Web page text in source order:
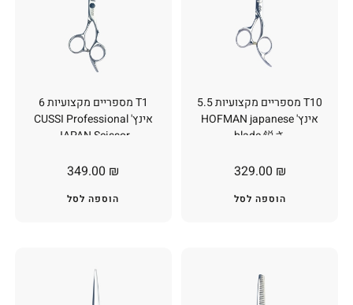
T1 מספריים מקצועיות 6
אינץ' CUSSI Professional
JAPAN Scissor
349.00 ₪
הוספה לסל
T10 מספריים מקצועיות 5.5
אינץ' HOFMAN japanese
blade 鋭さ
329.00 ₪
הוספה לסל